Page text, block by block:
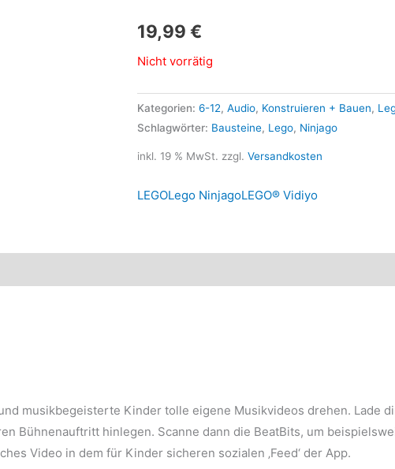
19,99 €
Nicht vorrätig
Kategorien: 6-12, Audio, Konstruieren + Bauen,
Schlagwörter: Bausteine, Lego, Ninjago
inkl. 19 % MwSt. zzgl. Versandkosten
LEGOLego NinjagoLEGO® Vidiyo
musikbegeisterte Kinder tolle eigene Musikvideos drehen. Lade
Bühnenauftritt hinlegen. Scanne dann die BeatBits, um
Video in dem für Kinder sicheren sozialen ‚Feed‘ der App.